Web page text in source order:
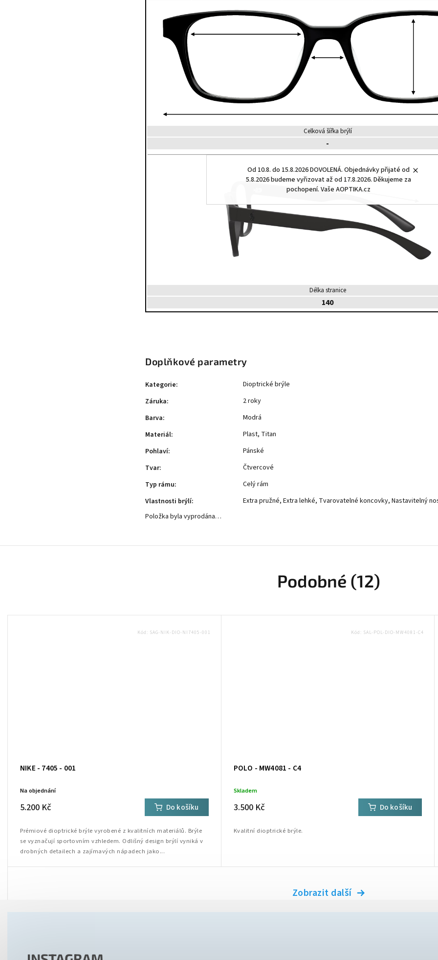
Od 10.8. do 15.8.2026 DOVOLENÁ. Objednávky přijaté od
5.8.2026 budeme vyřizovat až od 17.8.2026. Děkujeme za
pochopení. Vaše AOPTIKA.cz
Celková šířka brýlí
-
Délka stranice
140
Doplňkové parametry
Kategorie:
Dioptrické brýle
Záruka:
2 roky
Barva:
Modrá
Materiál:
Plast, Titan
Pohlaví:
Pánské
Tvar:
Čtvercové
Typ rámu:
Celý rám
Vlastnosti brýlí:
Extra pružné, Extra lehké, Tvarovatelné koncovky, Nastavitelný
Položka byla vyprodána…
Podobné (12)
NIKE - 7405 - 001
Na objednání
5.200 Kč Do košíku
Prémiové dioptrické brýle vyrobené z kvalitních materiálů. Brýle
se vyznačují sportovním vzhledem. Odlišný design brýlí vyniká v
drobných detailech a zajímavých nápadech jako...
Kód: SAG-NIK-DIO-NI7405-001
POLO - MW4081 - C4
Skladem
3.500 Kč Do košíku
Kód: SAL-POL-DIO-MW4081-C4
Zobrazit další